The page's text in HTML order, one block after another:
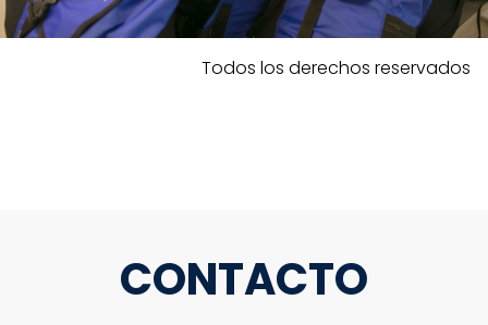
Todos los derechos reservados
CONTACTO